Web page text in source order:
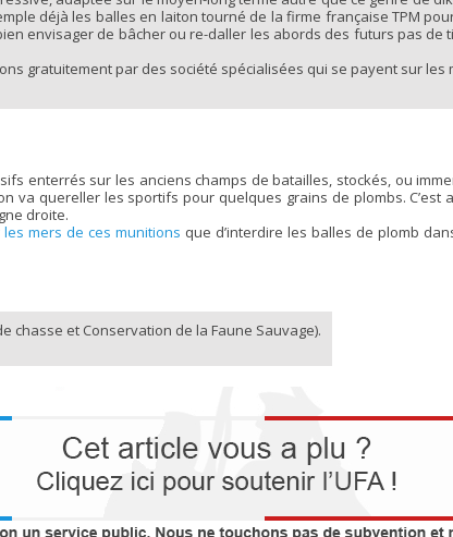
déjà les balles en laiton tourné de la firme française TPM
envisager de bâcher ou re-daller les abords des futurs pas de
gratuitement par des société spécialisées qui se payent sur les
enterrés sur les anciens champs de batailles, stockés, ou
va quereller les sportifs pour quelques grains de plombs. C’est
droite.
mers de ces munitions que d’interdire les balles de plomb
chasse et Conservation de la Faune Sauvage).